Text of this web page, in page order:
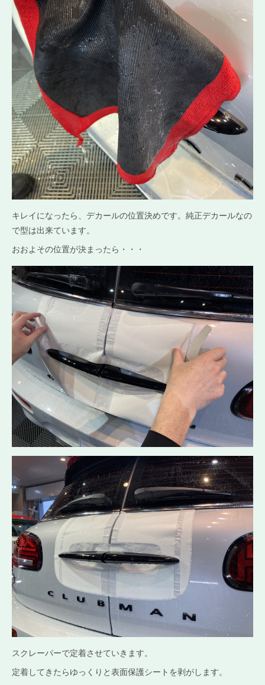
キレイになったら、デカールの位置決めです。純正デカールなの
で型は出来ています。
おおよその位置が決まったら・・・
スクレーパーで定着させていきます。
定着してきたらゆっくりと表面保護シートを剥がします。